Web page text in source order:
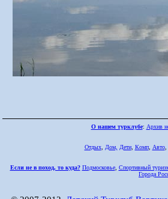
О нашем турклубе: Архив
Отдых, Дом, Дети, Комп, Авто,
Если не в поход, то куда? Подмосковье, Спортивный
Города